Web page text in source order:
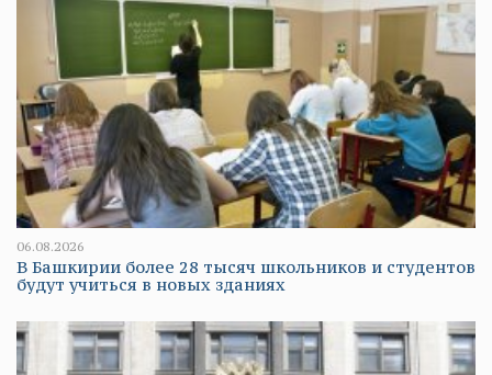
06.08.2026
В Башкирии более 28 тысяч школьников и студентов
будут учиться в новых зданиях